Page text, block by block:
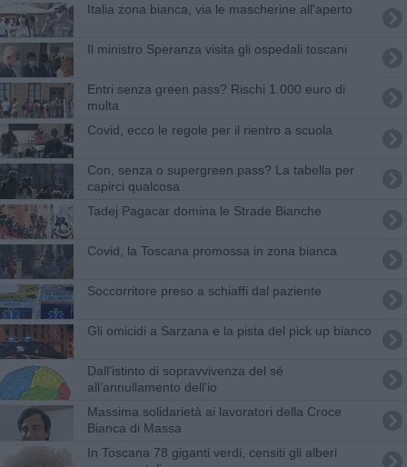
Italia zona bianca, via le mascherine all'aperto
Il ministro Speranza visita gli ospedali toscani
Entri senza green pass? Rischi 1.000 euro di
multa
Covid, ecco le regole per il rientro a scuola
Con, senza o supergreen pass? La tabella per
capirci qualcosa
Tadej Pagacar domina le Strade Bianche
Covid, la Toscana promossa in zona bianca
​Soccorritore preso a schiaffi dal paziente
Gli omicidi a Sarzana e la pista del pick up bianco
​Dall’istinto di sopravvivenza del sé
all’annullamento dell'io
Massima solidarietà ai lavoratori della Croce
Bianca di Massa
In Toscana 78 giganti verdi, censiti gli alberi